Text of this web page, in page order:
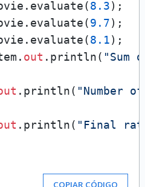
8.3);
9.7);
8.1);
out .println( "Sum
.println( "Number
.println( "Final
COPIAR CÓDIGO